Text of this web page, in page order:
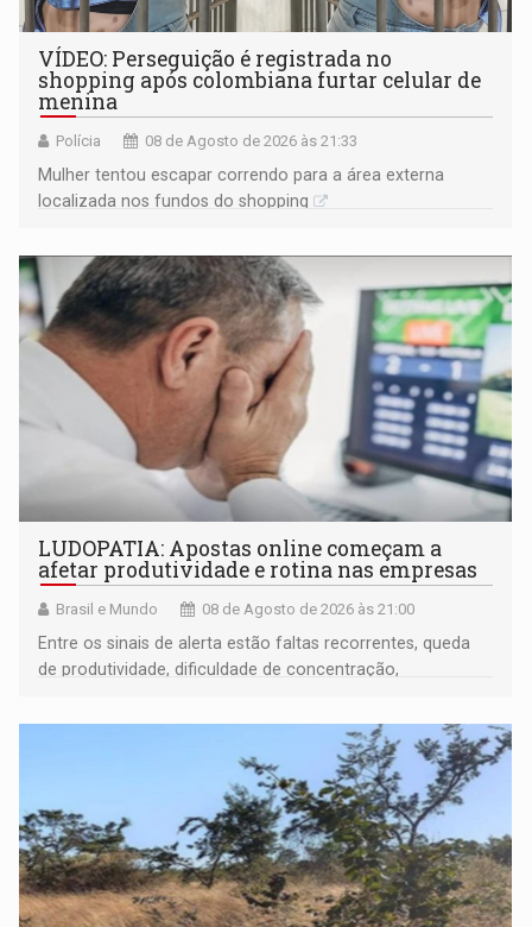
VÍDEO: Perseguição é registrada no
shopping após colombiana furtar celular de
menina
Polícia 08 de Agosto de 2026 às 21:33
Mulher tentou escapar correndo para a área externa
localizada nos fundos do shopping
LUDOPATIA: Apostas online começam a
afetar produtividade e rotina nas empresas
Brasil e Mundo 08 de Agosto de 2026 às 21:00
Entre os sinais de alerta estão faltas recorrentes, queda
de produtividade, dificuldade de concentração,